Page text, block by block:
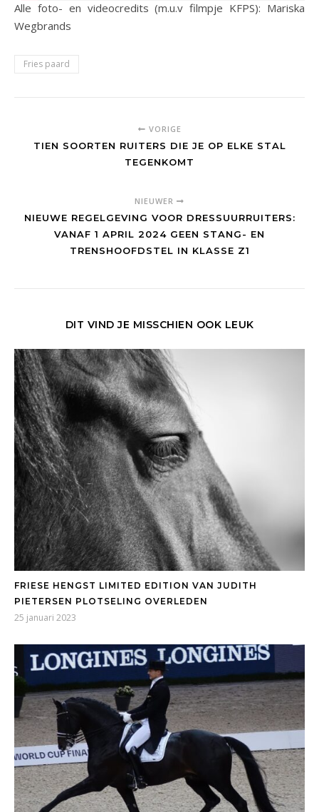
Alle foto- en videocredits (m.u.v filmpje KFPS): Mariska
Wegbrands
Fries paard
VORIGE
TIEN SOORTEN RUITERS DIE JE OP ELKE STAL
TEGENKOMT
NIEUWER
NIEUWE REGELGEVING VOOR DRESSUURRUITERS:
VANAF 1 APRIL 2024 GEEN STANG- EN
TRENSHOOFDSTEL IN KLASSE Z1
DIT VIND JE MISSCHIEN OOK LEUK
FRIESE HENGST LIMITED EDITION VAN JUDITH
PIETERSEN PLOTSELING OVERLEDEN
25 januari 2023